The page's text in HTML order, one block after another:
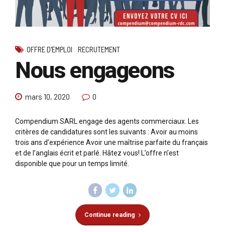
OFFRE D'EMPLOI RECRUTEMENT
Nous engageons
mars 10, 2020 0
Compendium SARL engage des agents commerciaux. Les
critères de candidatures sont les suivants : Avoir au moins
trois ans d’expérience Avoir une maîtrise parfaite du français
et de l’anglais écrit et parlé. Hâtez vous! L’offre n’est
disponible que pour un temps limité.
Continue reading